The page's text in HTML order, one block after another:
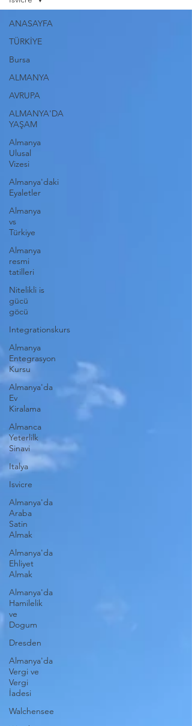
ANASAYFA
TÜRKİYE
Bursa
ALMANYA
AVRUPA
ALMANYA'DA
YAŞAM
Almanya
Ulusal
Vizesi
Almanya'daki
Eyaletler
Almanya
vs
Türkiye
Almanya
resmi
tatilleri
Nitelikli is
gücü
göcü
Integrationskurs
Almanya
Entegrasyon
Kursu
Almanya'da
Ev
Kiralama
Almanca
Yeterlilk
Sinavi
Italya
Isvicre
Almanya'da
Araba
Satin
Almak
Almanya'da
Ehliyet
Almak
Almanya'da
Hamilelik
ve
Dogum
Dresden
Almanya'da
Vergi ve
Vergi
İadesi
Walchensee